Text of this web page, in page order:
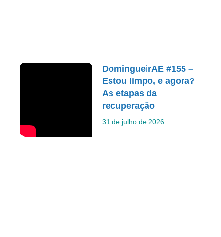
DomingueirAE #155 –
Estou limpo, e agora?
As etapas da
recuperação
31 de julho de 2026